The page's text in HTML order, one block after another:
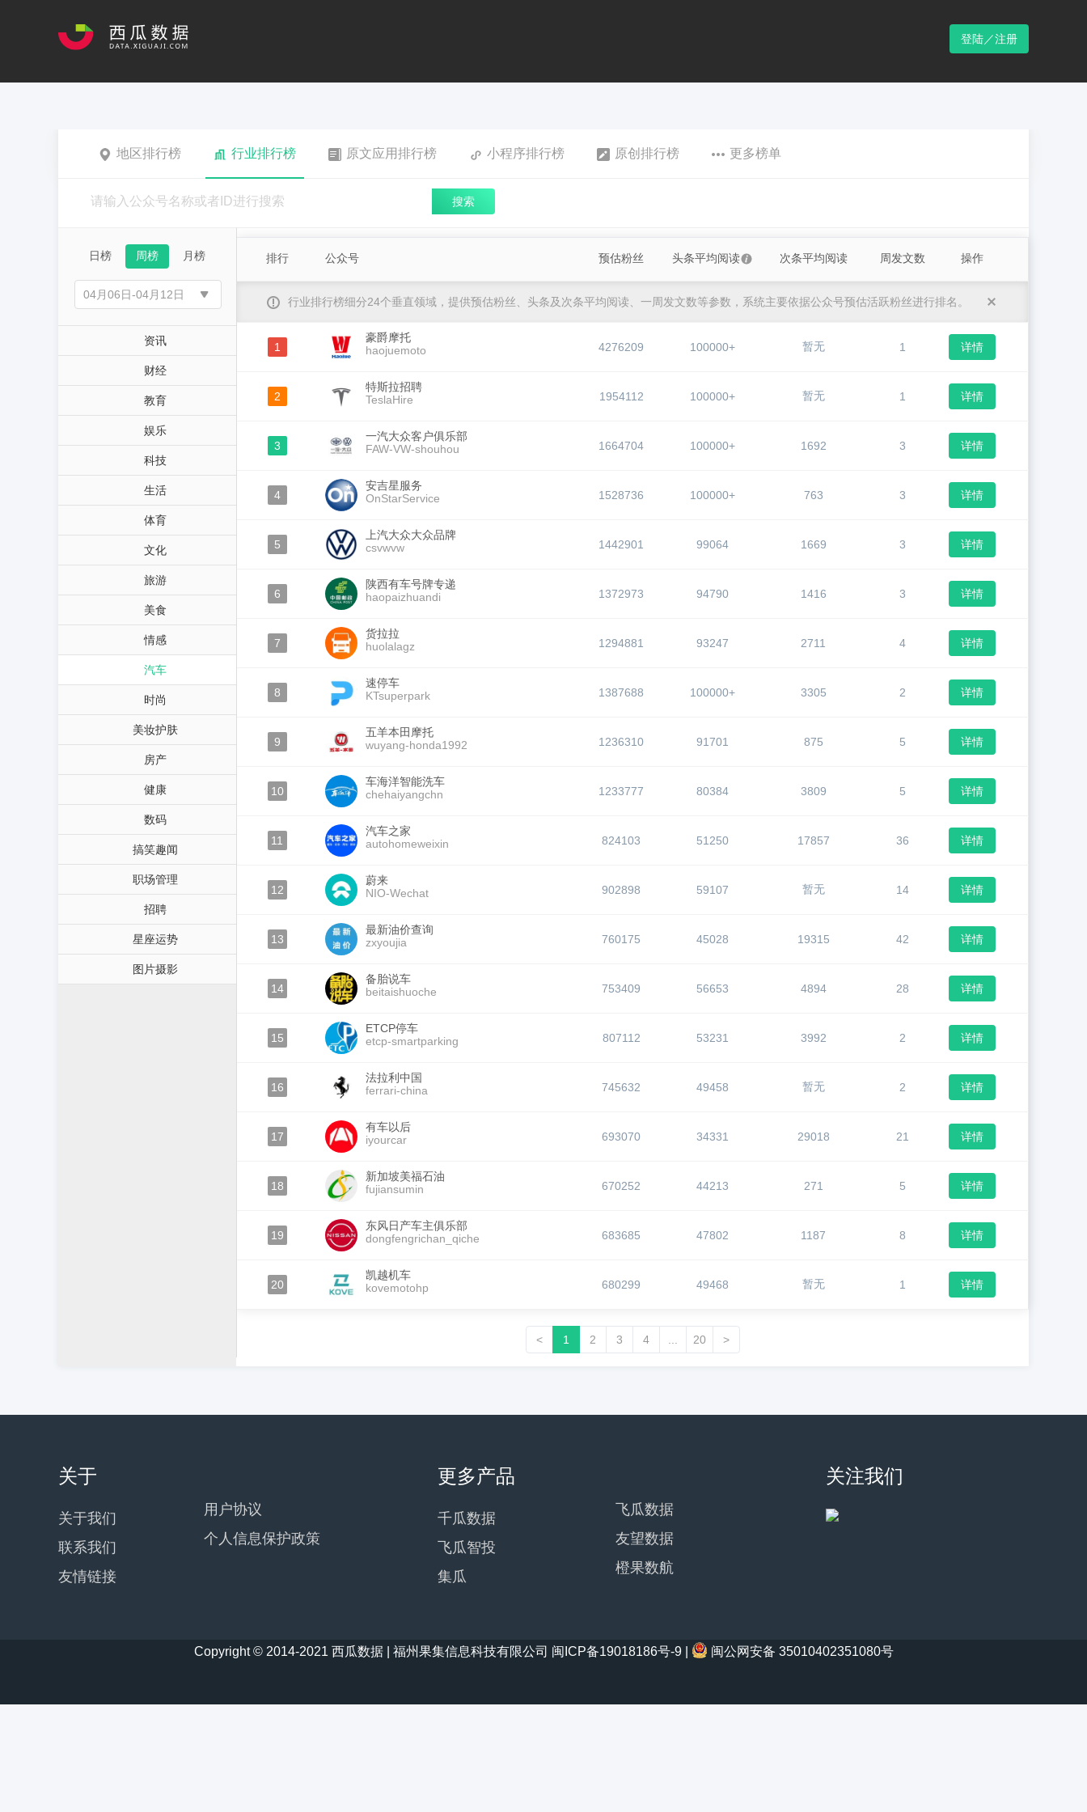
登陆／注册
地区排行榜 行业排行榜 原文应用排行榜 小程序排行榜 原创排行榜 更多榜单
搜索
日榜 周榜 月榜
资讯
财经
教育
娱乐
科技
生活
体育
文化
旅游
美食
情感
汽车
时尚
美妆护肤
房产
健康
数码
搞笑趣闻
职场管理
招聘
星座运势
图片摄影
排行 公众号 预估粉丝 头条平均阅读 次条平均阅读 周发文数 操作
行业排行榜细分24个垂直领域，提供预估粉丝、头条及次条平均阅读、一周发文数等参数，系统主要依据公众号预估活跃粉丝进行排名。
1
豪爵摩托
haojuemoto
4276209 100000+ 暂无 1 详情
2
特斯拉招聘
TeslaHire
1954112 100000+ 暂无 1 详情
3
一汽大众客户俱乐部
FAW-VW-shouhou
1664704 100000+ 1692 3 详情
4
安吉星服务
OnStarService
1528736 100000+ 763 3 详情
5
上汽大众大众品牌
csvwvw
1442901 99064 1669 3 详情
6
陕西有车号牌专递
haopaizhuandi
1372973 94790 1416 3 详情
7
货拉拉
huolalagz
1294881 93247 2711 4 详情
8
速停车
KTsuperpark
1387688 100000+ 3305 2 详情
9
五羊本田摩托
wuyang-honda1992
1236310 91701 875 5 详情
10
车海洋智能洗车
chehaiyangchn
1233777 80384 3809 5 详情
11
汽车之家
autohomeweixin
824103 51250 17857 36 详情
12
蔚来
NIO-Wechat
902898 59107 暂无 14 详情
13
最新油价查询
zxyoujia
760175 45028 19315 42 详情
14
备胎说车
beitaishuoche
753409 56653 4894 28 详情
15
ETCP停车
etcp-smartparking
807112 53231 3992 2 详情
16
法拉利中国
ferrari-china
745632 49458 暂无 2 详情
17
有车以后
iyourcar
693070 34331 29018 21 详情
18
新加坡美福石油
fujiansumin
670252 44213 271 5 详情
19
东风日产车主俱乐部
dongfengrichan_qiche
683685 47802 1187 8 详情
20
凯越机车
kovemotohp
680299 49468 暂无 1 详情
< 1 2 3 4 20 >
关于
关于我们
联系我们
友情链接
用户协议
个人信息保护政策
更多产品
千瓜数据
飞瓜智投
集瓜
飞瓜数据
友望数据
橙果数航
关注我们
Copyright © 2014-2021 西瓜数据 | 福州果集信息科技有限公司 闽ICP备19018186号-9 闽公网安备 35010402351080号